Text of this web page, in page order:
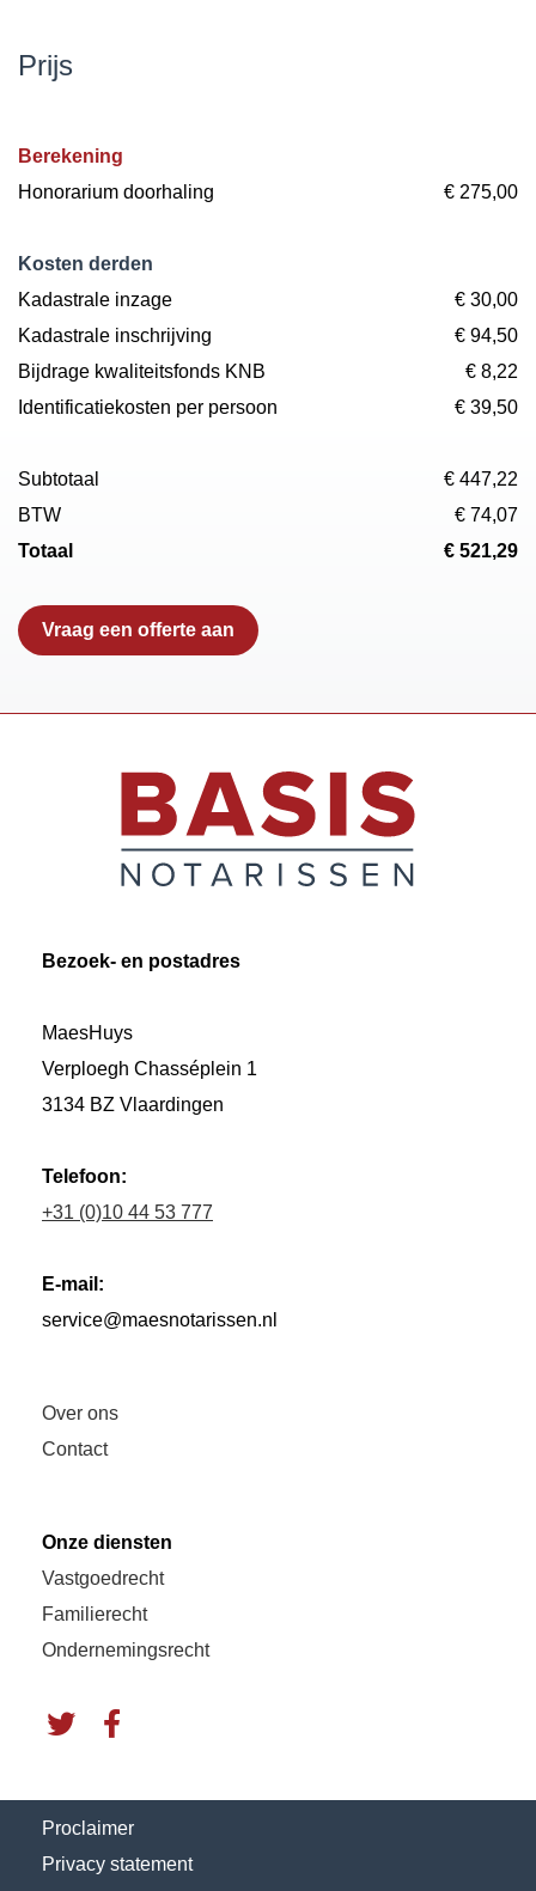
Prijs
Berekening
Honorarium doorhaling
€ 275,00
Kosten derden
Kadastrale inzage
€ 30,00
Kadastrale inschrijving
€ 94,50
Bijdrage kwaliteitsfonds KNB
€ 8,22
Identificatiekosten per persoon
€ 39,50
Subtotaal
€ 447,22
BTW
€ 74,07
Totaal
€ 521,29
Vraag een offerte aan
Bezoek- en postadres
MaesHuys
Verploegh Chasséplein 1
3134 BZ Vlaardingen
Telefoon:
+31 (0)10 44 53 777
E-mail:
service@maesnotarissen.nl
Over ons
Contact
Onze diensten
Vastgoedrecht
Familierecht
Ondernemingsrecht
Proclaimer
Privacy statement